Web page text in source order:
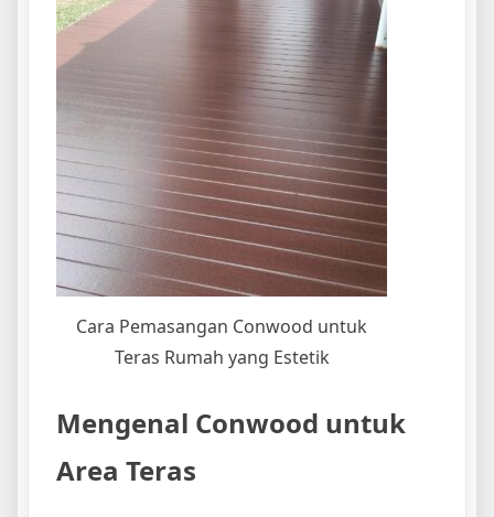
Cara Pemasangan Conwood untuk
Teras Rumah yang Estetik
Mengenal Conwood untuk
Area Teras